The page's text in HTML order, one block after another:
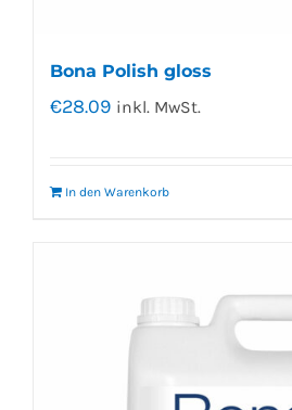
Bona Polish gloss
€28.09 inkl. MwSt.
In den Warenkorb